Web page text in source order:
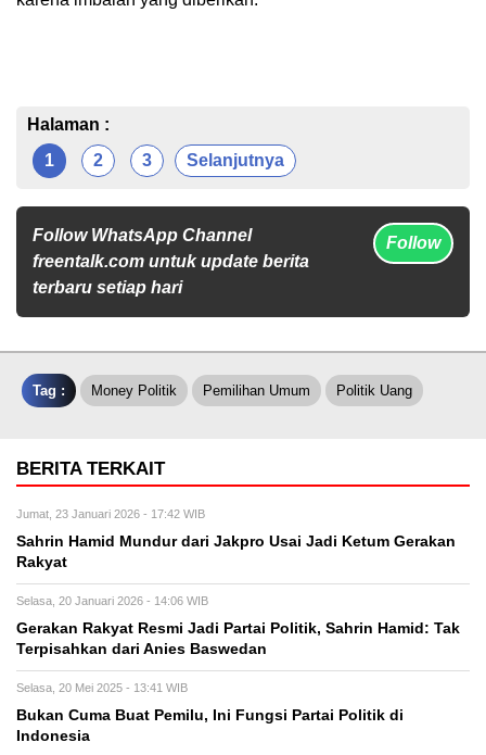
Halaman :
1
2 3 Selanjutnya
Follow WhatsApp Channel
freentalk.com untuk update berita
terbaru setiap hari
Follow
Tag : Money Politik Pemilihan Umum Politik Uang
BERITA TERKAIT
Jumat, 23 Januari 2026 - 17:42 WIB
Sahrin Hamid Mundur dari Jakpro Usai Jadi Ketum Gerakan
Rakyat
Selasa, 20 Januari 2026 - 14:06 WIB
Gerakan Rakyat Resmi Jadi Partai Politik, Sahrin Hamid: Tak
Terpisahkan dari Anies Baswedan
Selasa, 20 Mei 2025 - 13:41 WIB
Bukan Cuma Buat Pemilu, Ini Fungsi Partai Politik di
Indonesia